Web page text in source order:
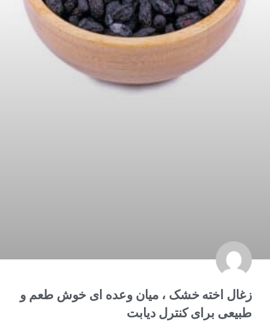
زغال اخته خشک ، میان وعده ای خوش طعم و
طبیعی برای کنترل دیابت